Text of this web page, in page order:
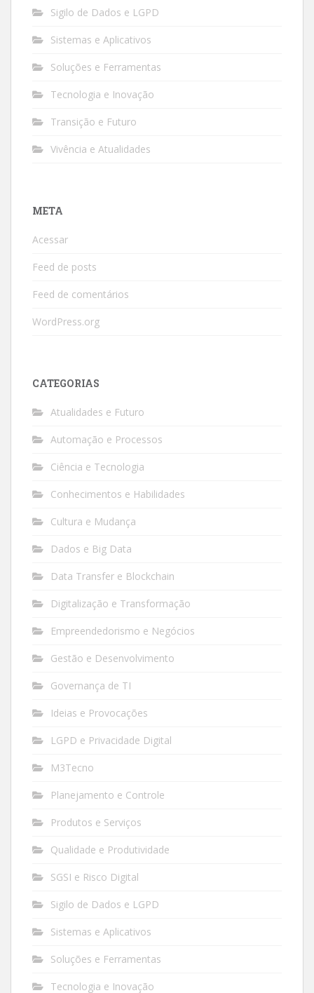
Sigilo de Dados e LGPD
Sistemas e Aplicativos
Soluções e Ferramentas
Tecnologia e Inovação
Transição e Futuro
Vivência e Atualidades
META
Acessar
Feed de posts
Feed de comentários
WordPress.org
CATEGORIAS
Atualidades e Futuro
Automação e Processos
Ciência e Tecnologia
Conhecimentos e Habilidades
Cultura e Mudança
Dados e Big Data
Data Transfer e Blockchain
Digitalização e Transformação
Empreendedorismo e Negócios
Gestão e Desenvolvimento
Governança de TI
Ideias e Provocações
LGPD e Privacidade Digital
M3Tecno
Planejamento e Controle
Produtos e Serviços
Qualidade e Produtividade
SGSI e Risco Digital
Sigilo de Dados e LGPD
Sistemas e Aplicativos
Soluções e Ferramentas
Tecnologia e Inovação